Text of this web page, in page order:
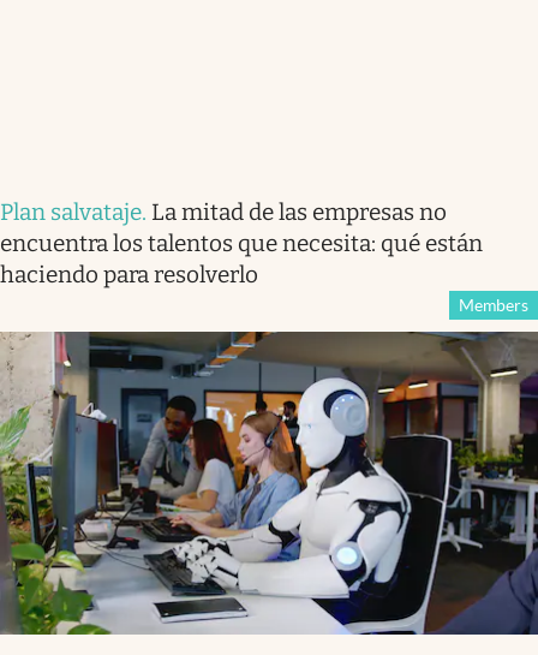
Plan salvataje. La mitad de las empresas no
encuentra los talentos que necesita: qué están
haciendo para resolverlo
Members